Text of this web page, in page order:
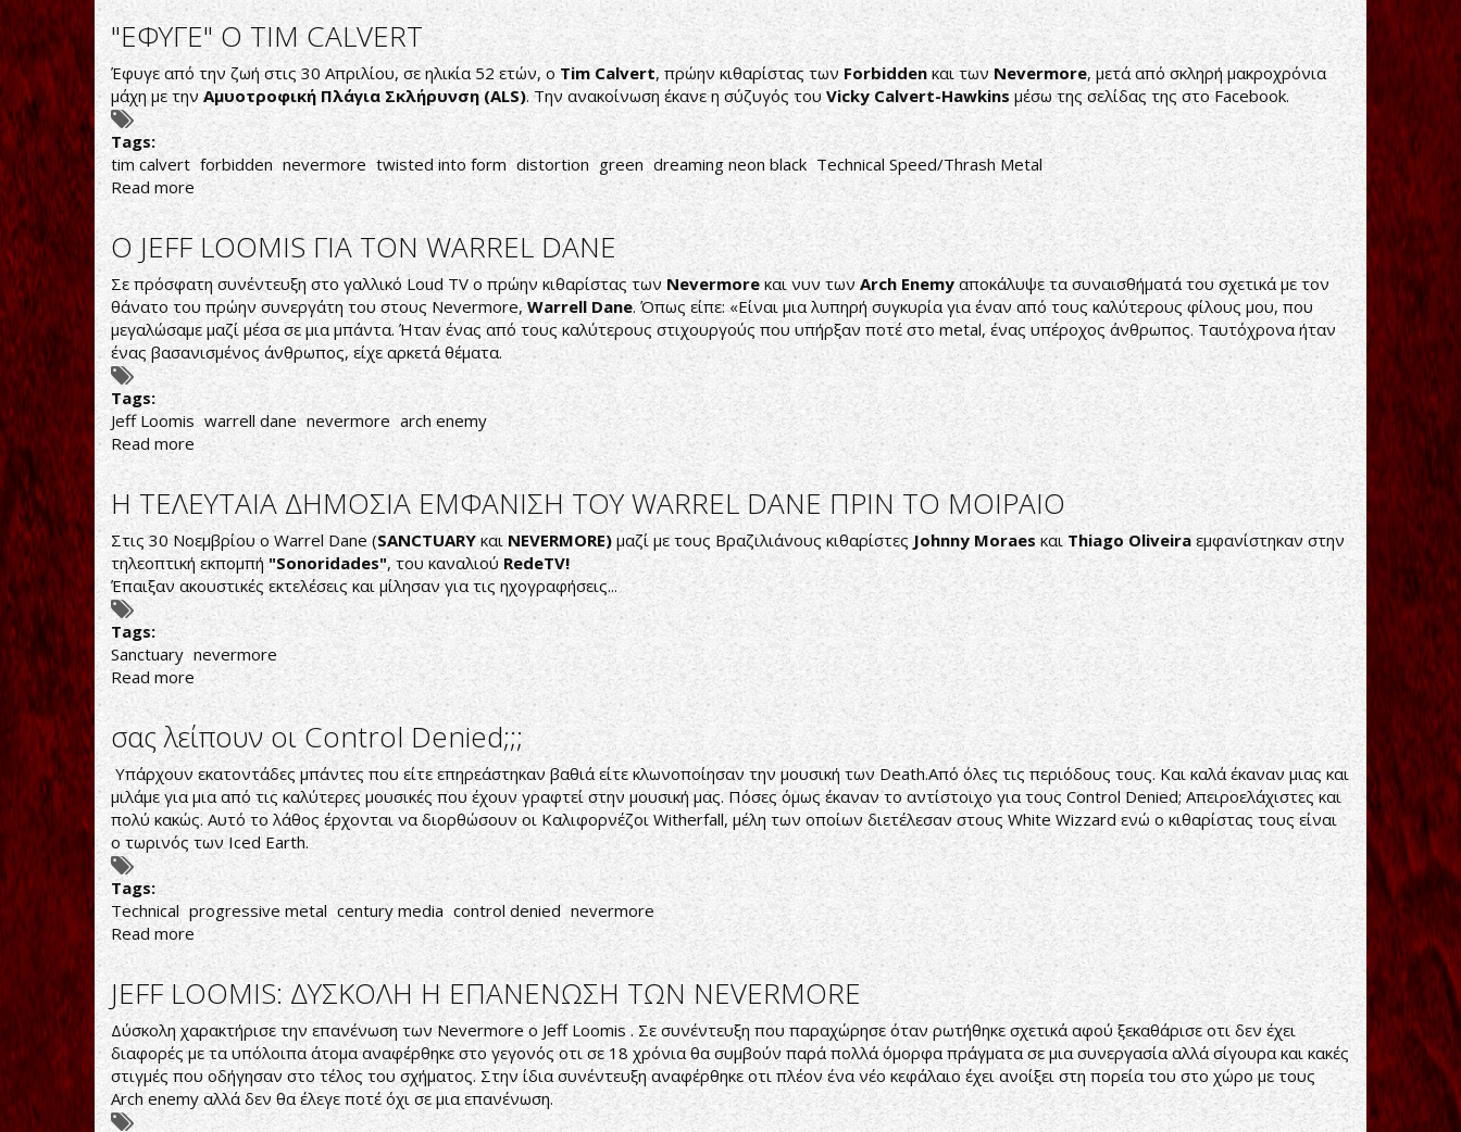
TO
BE
THE
FINAL
PRODUCT
"ΕΦΥΓΕ" Ο TIM CALVERT
Έφυγε από την ζωή στις 30 Απριλίου, σε ηλικία 52 ετών, οTim Calvert, πρώην κιθαρίστας των Forbidden και των Nevermore, μετά από σκληρή μακροχρόνια
μάχη με τηνΑμυοτροφική Πλάγια Σκλήρυνση (ALS). Την ανακοίνωση έκανε η σύζυγός τουVicky Calvert-Hawkins μέσω της σελίδας της στο Facebook.
Tags:
tim calvert forbidden nevermore twisted into form distortion green dreaming neon black Technical Speed/Thrash Metal
Read more about
"ΕΦΥΓΕ"
Ο
TIM
CALVERT
Ο JEFF LOOMIS ΓΙΑ ΤΟΝ WARREL DANE
Σε πρόσφατη συνέντευξη στο γαλλικό Loud TV ο πρώην κιθαρίστας των Nevermoreκαι νυν τωνArch Enemyαποκάλυψε τα συναισθήματά του σχετικά με τον
θάνατο του πρώην συνεργάτη του στους Nevermore,Warrell Dane. Όπως είπε: «Είναι μια λυπηρή συγκυρία για έναν από τους καλύτερους φίλους μου, που
μεγαλώσαμε μαζί μέσα σε μια μπάντα. Ήταν ένας από τους καλύτερους στιχουργούς που υπήρξαν ποτέ στο metal, ένας υπέροχος άνθρωπος. Ταυτόχρονα ήταν
ένας βασανισμένος άνθρωπος, είχε αρκετά θέματα.
Tags:
Jeff Loomis warrell dane nevermore arch enemy
Read more about
JEFF
LOOMIS
ΓΙΑ
ΤΟΝ
WARREL
DANE
Η ΤΕΛΕΥΤΑΙΑ ΔΗΜΟΣΙΑ ΕΜΦΑΝΙΣΗ ΤΟΥ WARREL DANE ΠΡΙΝ ΤΟ ΜΟΙΡΑΙΟ
Στις 30 Νοεμβρίου ο Warrel Dane (SANCTUARYκαι NEVERMORE) μαζί με τους Βραζιλιάνους κιθαρίστεςJohnny Moraesκαι Thiago Oliveiraεμφανίστηκαν στην
τηλεοπτική εκπομπή"Sonoridades", του καναλιού RedeTV!
Έπαιξαν ακουστικές εκτελέσεις και μίλησαν για τις ηχογραφήσεις...
Tags:
Sanctuary nevermore
Read more about
Η
ΤΕΛΕΥΤΑΙΑ
ΔΗΜΟΣΙΑ
ΕΜΦΑΝΙΣΗ
ΤΟΥ
WARREL
DANE
ΠΡΙΝ
ΤΟ
ΜΟΙΡΑΙΟ
σας λείπουν οι Control Denied;;;
Υπάρχουν εκατοντάδες μπάντες που είτε επηρεάστηκαν βαθιά είτε κλωνοποίησαν την μουσική των Death.Από όλες τις περιόδους τους. Και καλά έκαναν μιας και
μιλάμε για μια από τις καλύτερες μουσικές που έχουν γραφτεί στην μουσική μας. Πόσες όμως έκαναν το αντίστοιχο για τους Control Denied; Απειροελάχιστες και
πολύ κακώς. Αυτό το λάθος έρχονται να διορθώσουν οι Καλιφορνέζοι Witherfall, μέλη των οποίων διετέλεσαν στους White Wizzard ενώ ο κιθαρίστας τους είναι
ο τωρινός των Iced Earth.
Tags:
Technical progressive metal century media control denied nevermore
Read moreabout
σας
λείπουν
οι
Control
Denied;;;
JEFF LOOMIS: ΔΥΣΚΟΛΗ Η ΕΠΑΝΕΝΩΣΗ ΤΩΝ NEVERMORE
Δύσκολη χαρακτήρισε την επανένωση των Nevermore o Jeff Loomis . Σε συνέντευξη που παραχώρησε όταν ρωτήθηκε σχετικά αφού ξεκαθάρισε οτι δεν έχει
διαφορές με τα υπόλοιπα άτομα αναφέρθηκε στο γεγονός οτι σε 18 χρόνια θα συμβούν παρά πολλά όμορφα πράγματα σε μια συνεργασία αλλά σίγουρα και κακές
στιγμές που οδήγησαν στο τέλος του σχήματος. Στην ίδια συνέντευξη αναφέρθηκε οτι πλέον ένα νέο κεφάλαιο έχει ανοίξει στη πορεία του στο χώρο με τους
Arch enemy αλλά δεν θα έλεγε ποτέ όχι σε μια επανένωση.